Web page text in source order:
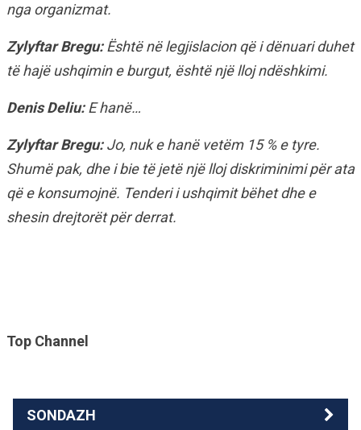
nga organizmat.
Zylyftar Bregu:Është në legjislacion që i dënuari duhet
të hajë ushqimin e burgut, është një lloj ndëshkimi.
Denis Deliu:E hanë…
Zylyftar Bregu:Jo, nuk e hanë vetëm 15 % e tyre.
Shumë pak, dhe i bie të jetë një lloj diskriminimi për ata
që e konsumojnë. Tenderi i ushqimit bëhet dhe e
shesin drejtorët për derrat.
Top Channel
SONDAZH